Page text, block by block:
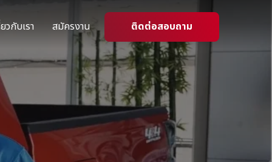
วกับเรา สมัครงาน ติดต่อสอบถาม